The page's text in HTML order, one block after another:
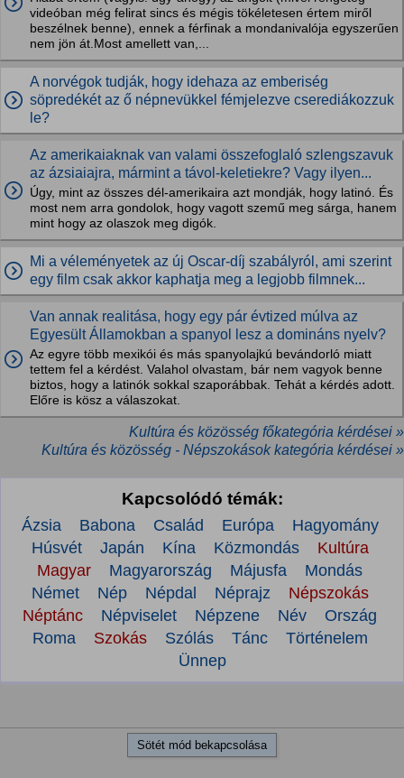
videóban még felirat sincs és mégis tökéletesen értem miről
beszélnek benne), ennek a férfinak a mondanivalója egyszerűen
nem jön át.Most amellett van,...
A norvégok tudják, hogy idehaza az emberiség
söpredékét az ő népnevükkel fémjelezve cserediákozzuk
le?
Az amerikaiaknak van valami összefoglaló szlengszavuk
az ázsiaiajra, mármint a távol-keletiekre? Vagy ilyen...
Úgy, mint az összes dél-amerikaira azt mondják, hogy latinó. És
most nem arra gondolok, hogy vagott szemű meg sárga, hanem
mint hogy az olaszok meg digók.
Mi a véleményetek az új Oscar-díj szabályról, ami szerint
egy film csak akkor kaphatja meg a legjobb filmnek...
Van annak realitása, hogy egy pár évtized múlva az
Egyesült Államokban a spanyol lesz a domináns nyelv?
Az egyre több mexikói és más spanyolajkú bevándorló miatt
tettem fel a kérdést. Valahol olvastam, bár nem vagyok benne
biztos, hogy a latinók sokkal szaporábbak. Tehát a kérdés adott.
Előre is kösz a válaszokat.
Kultúra és közösség főkategória kérdései »
Kultúra és közösség - Népszokások kategória kérdései »
Kapcsolódó témák:
Ázsia Babona Család Európa
Hagyomány
Húsvét
Japán Kína Közmondás
Kultúra
Magyar
Magyarország Májusfa
Mondás
Német
Nép Népdal Néprajz
Népszokás
Néptánc
Népviselet Népzene Név
Ország
Roma
Szokás Szólás Tánc
Történelem
Ünnep
Sötét mód bekapcsolása